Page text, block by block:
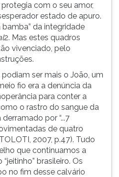
com o seu amor,
estado de apuro.
da integridade
2. Mas estes quadros
vivenciado, pelo
ser mais o João, um
fio era a denúncia da
para conter a
o rastro do sangue da
por “...7
de quatro
2007, p.47). Tudo
que continuamos a
brasileiro. Os
no fim desse calvário